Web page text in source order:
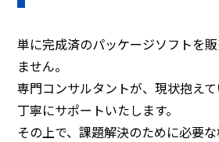
単に完成済のパッケージソフトを
ません。
専門コンサルタントが、現状抱え
丁寧にサポートいたします。
その上で、課題解決のために必要